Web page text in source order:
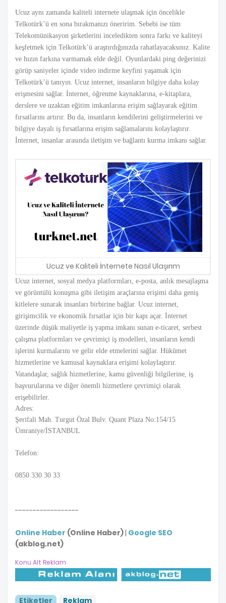
Ucuz aynı zamanda kaliteli internete ulaşmak için öncelikle
Telkotürk’ü en sona bırakmanızı öneririm. Sebebi ise tüm
Telekomünikasyon şirketlerini inceledikten sonra farkı ve kaliteyi
keşfetmek için Telkotürk’ü araştırdığınızda rahatlayacaksınız. Kalite
ve hızın farkına varmamak elde değil. Oyunlardaki ping değerinizi
görüp saniyeler içinde video indirme keyfini yaşamak için
Telkotürk’ü tanıyın. Ucuz internet, insanların bilgiye daha kolay
erişmesini sağlar. İnternet, öğrenme kaynaklarına, e-kitaplara,
derslere ve uzaktan eğitim imkanlarına erişim sağlayarak eğitim
fırsatlarını artırır. Bu da, insanların kendilerini geliştirmelerini ve
bilgiye dayalı iş fırsatlarına erişim sağlamalarını kolaylaştırır.
İnternet, insanlar arasında iletişim ve bağlantı kurma imkanı sağlar.
Ucuz ve Kaliteli İnternete Nasıl Ulaşırım
Ucuz internet, sosyal medya platformları, e-posta, anlık mesajlaşma
ve görüntülü konuşma gibi iletişim araçlarına erişimi daha geniş
kitlelere sunarak insanları birbirine bağlar. Ucuz internet,
girişimcilik ve ekonomik fırsatlar için bir kapı açar. İnternet
üzerinde düşük maliyetle iş yapma imkanı sunan e-ticaret, serbest
çalışma platformları ve çevrimiçi iş modelleri, insanların kendi
işlerini kurmalarını ve gelir elde etmelerini sağlar. Hükümet
hizmetlerine ve kamusal kaynaklara erişimi kolaylaştırır.
Vatandaşlar, sağlık hizmetlerine, kamu güvenliği bilgilerine, iş
başvurularına ve diğer önemli hizmetlere çevrimiçi olarak
erişebilirler.
Adres:
Şerifali Mah. Turgut Özal Bulv. Quant Plaza No:154/15
Ümraniye/İSTANBUL
Telefon:
0850 330 30 33
------------------
Online Haber (Online Haber)| Google SEO
(akblog.net)
Konu Alt Reklam
Etiketler Reklam